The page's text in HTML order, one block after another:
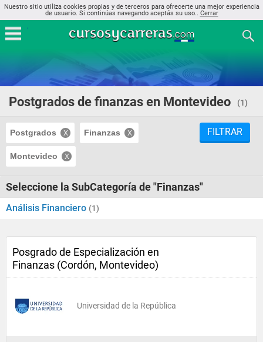
Nuestro sitio utiliza cookies propias y de terceros para ofrecerte una mejor experiencia
de usuario. Si continúas navegando aceptás su uso.. Cerrar
Postgrados de finanzas en Montevideo (1)
Postgrados Finanzas
Montevideo
FILTRAR
Seleccione la SubCategoría de "Finanzas"
Análisis Financiero (1)
Posgrado de Especialización en
Finanzas (Cordón, Montevideo)
Universidad de la República